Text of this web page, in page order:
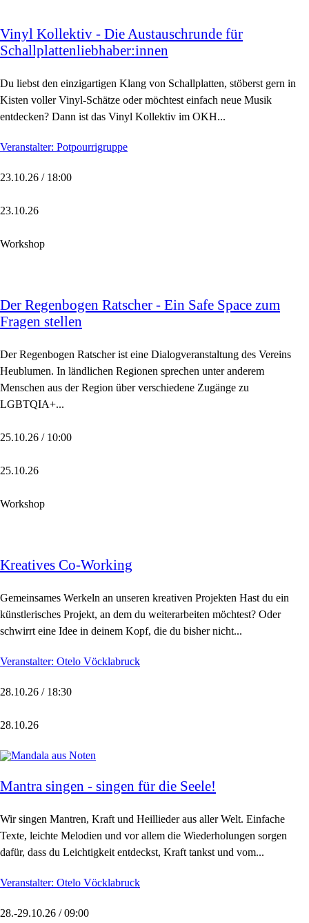
Vinyl Kollektiv - Die Austauschrunde für
Schallplattenliebhaber:innen
Du liebst den einzigartigen Klang von Schallplatten, stöberst gern in
Kisten voller Vinyl-Schätze oder möchtest einfach neue Musik
entdecken? Dann ist das Vinyl Kollektiv im OKH...
Veranstalter: Potpourrigruppe
23.10.26 / 18:00
23.10.26
Workshop
Der Regenbogen Ratscher - Ein Safe Space zum
Fragen stellen
Der Regenbogen Ratscher ist eine Dialogveranstaltung des Vereins
Heublumen. In ländlichen Regionen sprechen unter anderem
Menschen aus der Region über verschiedene Zugänge zu
LGBTQIA+...
25.10.26 / 10:00
25.10.26
Workshop
Kreatives Co-Working
Gemeinsames Werkeln an unseren kreativen Projekten Hast du ein
künstlerisches Projekt, an dem du weiterarbeiten möchtest? Oder
schwirrt eine Idee in deinem Kopf, die du bisher nicht...
Veranstalter: Otelo Vöcklabruck
28.10.26 / 18:30
28.10.26
Mantra singen - singen für die Seele!
Wir singen Mantren, Kraft und Heillieder aus aller Welt. Einfache
Texte, leichte Melodien und vor allem die Wiederholungen sorgen
dafür, dass du Leichtigkeit entdeckst, Kraft tankst und vom...
Veranstalter: Otelo Vöcklabruck
28.-29.10.26 / 09:00